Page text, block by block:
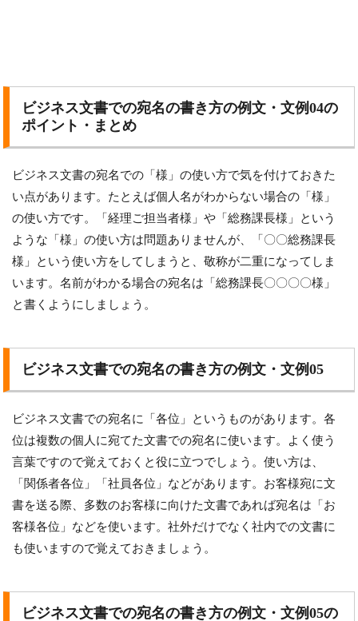
ビジネス文書での宛名の書き方の例文・文例04の
ポイント・まとめ
ビジネス文書の宛名での「様」の使い方で気を付けておきた
い点があります。たとえば個人名がわからない場合の「様」
の使い方です。「経理ご担当者様」や「総務課長様」という
ような「様」の使い方は問題ありませんが、「〇〇総務課長
様」という使い方をしてしまうと、敬称が二重になってしま
います。名前がわかる場合の宛名は「総務課長〇〇〇〇様」
と書くようにしましょう。
ビジネス文書での宛名の書き方の例文・文例05
ビジネス文書での宛名に「各位」というものがあります。各
位は複数の個人に宛てた文書での宛名に使います。よく使う
言葉ですので覚えておくと役に立つでしょう。使い方は、
「関係者各位」「社員各位」などがあります。お客様宛に文
書を送る際、多数のお客様に向けた文書であれば宛名は「お
客様各位」などを使います。社外だけでなく社内での文書に
も使いますので覚えておきましょう。
ビジネス文書での宛名の書き方の例文・文例05の